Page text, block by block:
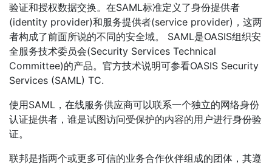
验证和授权数据交换。在SAML标准定义了身份提供者
(identity provider)和服务提供者(service provider)，这两
者构成了前面所说的不同的安全域。 SAML是OASIS组织安
全服务技术委员会(Security Services Technical
Committee)的产品。官方技术说明可参看OASIS Security
Services (SAML) TC.
使用SAML，在线服务供应商可以联系一个独立的网络身份
认证提供者，谁是试图访问受保护的内容的用户进行身份验
证。
联邦是指两个或更多可信的业务合作伙伴组成的团体，其遵